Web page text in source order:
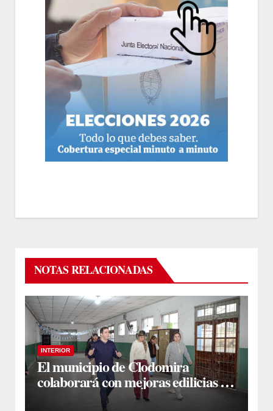
NOTAS RELACIONADAS
INTERIOR
El municipio de Clodomira
colaborará con mejoras edilicias en
la Escuela N° 754 “Dr. José María